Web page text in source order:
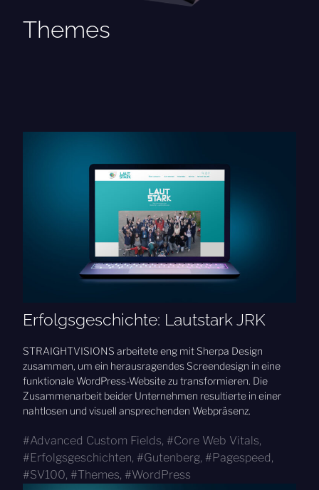
Themes
Erfolgsgeschichte: Lautstark JRK
STRAIGHTVISIONS arbeitete eng mit Sherpa Design
zusammen, um ein herausragendes Screendesign in eine
funktionale WordPress-Website zu transformieren. Die
Zusammenarbeit beider Unternehmen resultierte in einer
nahtlosen und visuell ansprechenden Webpräsenz.
Advanced Custom Fields, Core Web Vitals,
Erfolgsgeschichten, Gutenberg, Pagespeed,
SV100, Themes, WordPress